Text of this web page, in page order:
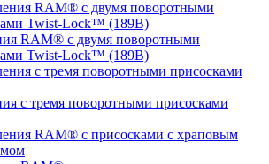
RAM® с двумя поворотными
Twist-Lock™ (189B)
с тремя поворотными присосками